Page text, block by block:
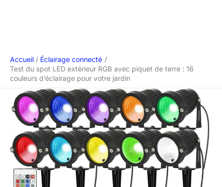
Accueil
Éclairage connecté
Test du spot LED extérieur RGB avec piquet de terre : 16
couleurs d’éclairage pour votre jardin